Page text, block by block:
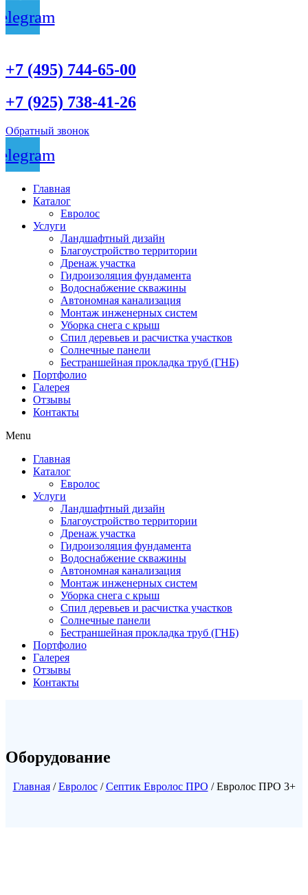
+7 (495) 744-65-00
+7 (925) 738-41-26
Обратный звонок
Главная
Каталог
Евролос
Услуги
Ландшафтный дизайн
Благоустройство территории
Дренаж участка
Гидроизоляция фундамента
Водоснабжение скважины
Автономная канализация
Монтаж инженерных систем
Уборка снега с крыш
Спил деревьев и расчистка участков
Солнечные панели
Бестраншейная прокладка труб (ГНБ)
Портфолио
Галерея
Отзывы
Контакты
Menu
Главная
Каталог
Евролос
Услуги
Ландшафтный дизайн
Благоустройство территории
Дренаж участка
Гидроизоляция фундамента
Водоснабжение скважины
Автономная канализация
Монтаж инженерных систем
Уборка снега с крыш
Спил деревьев и расчистка участков
Солнечные панели
Бестраншейная прокладка труб (ГНБ)
Портфолио
Галерея
Отзывы
Контакты
Оборудование
Главная/Евролос/Септик Евролос ПРО / Евролос ПРО 3+